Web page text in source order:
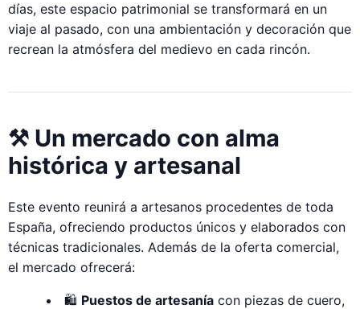
días, este espacio patrimonial se transformará en un
viaje al pasado, con una ambientación y decoración que
recrean la atmósfera del medievo en cada rincón.
⚒ Un mercado con alma
histórica y artesanal
Este evento reunirá a artesanos procedentes de toda
España, ofreciendo productos únicos y elaborados con
técnicas tradicionales. Además de la oferta comercial,
el mercado ofrecerá:
🛍 Puestos de artesanía con piezas de cuero,